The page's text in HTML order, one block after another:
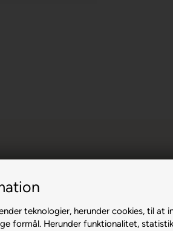
teknologier, herunder cookies, til at
formål. Herunder funktionalitet,